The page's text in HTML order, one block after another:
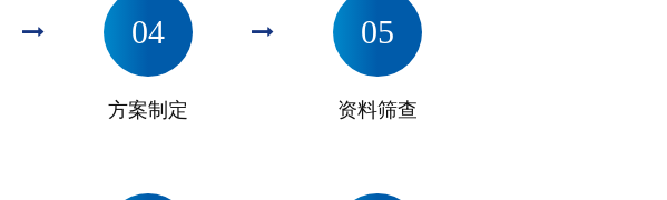
04
方案制定
05
资料筛查